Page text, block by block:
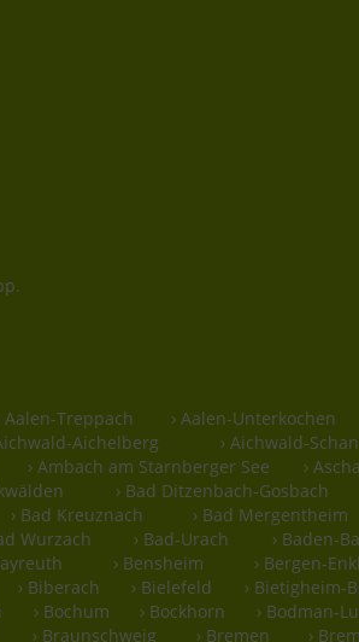
Aalen-Treppach › Aalen-Unterkochen
Aichelberg › Aichwald-
› Ambach am Starnberger See ›
› Bad Ditzenbach-Gosbach
› Bad Kreuznach › Bad Mergentheim
Wurzach › Bad-Urach › Baden-
› Bensheim › Bergen-
› Biberach › Bielefeld › Bietigheim-
› Bochum › Bockhorn › Bodman-
› Braunschweig › Bremen ›